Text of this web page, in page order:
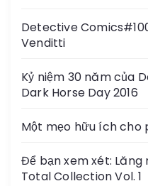
Detective
Venditti
Kỷ niệm 30 năm của
Dark Horse Day 2016
Một mẹo hữu ích
Để bạn xem xét:
Total Collection Vol. 1